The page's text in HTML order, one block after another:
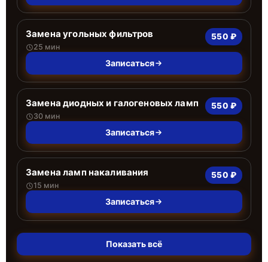
Замена угольных фильтров
25 мин
550 ₽
Записаться
Замена диодных и галогеновых ламп
30 мин
550 ₽
Записаться
Замена ламп накаливания
15 мин
550 ₽
Записаться
Показать всё